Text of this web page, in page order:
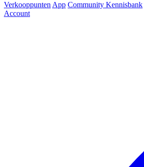
VerkooppuntenApp Community Kennisbank
Account